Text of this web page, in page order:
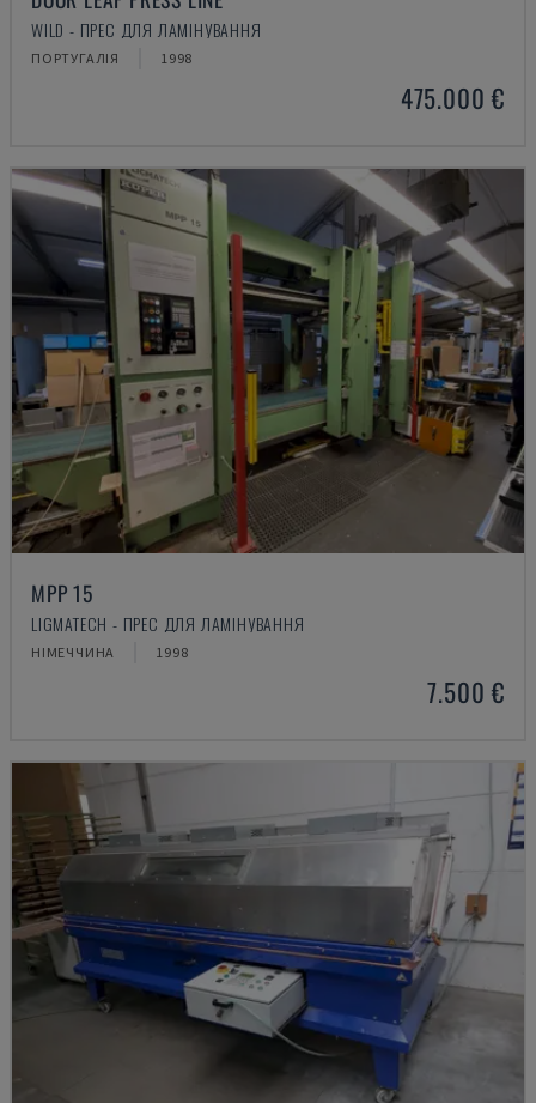
WILD - ПРЕС ДЛЯ ЛАМІНУВАННЯ
ПОРТУГАЛІЯ 1998
475.000 €
MPP 15
LIGMATECH - ПРЕС ДЛЯ ЛАМІНУВАННЯ
НІМЕЧЧИНА 1998
7.500 €